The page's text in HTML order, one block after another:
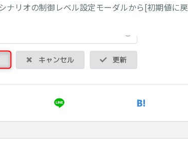
ナリオの制御レベル設定モーダルから[初期値に戻